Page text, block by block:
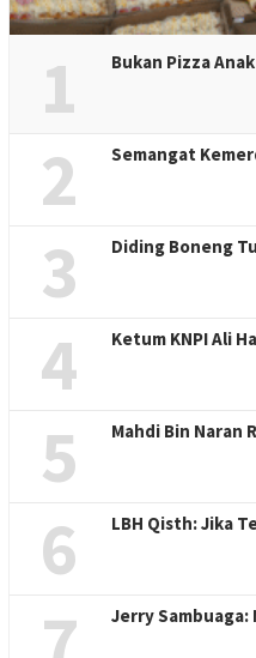
1 Bukan Pizza
2 Semangat
3 Diding Boneng
4 Ketum KNPI Ali
5 Mahdi Bin Naran
6 LBH Qisth: Jika
Jerry Sambuaga: